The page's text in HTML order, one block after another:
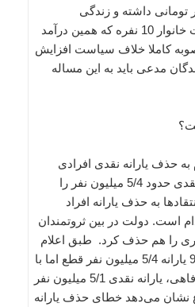
2 میلیون و 910 هزار تومانی داشته و زندگی
تک‌نفره‌ای دارد با سرپرست خانوار 10 نفره که همین درآمد
کاملا خلاف سیاست‌ افزایش
مدعی باید به این مساله
اقدام به حذف یارانه نقدی افرادی
کرده و در این مدت یارانه نقدی حدود 5/4 میلیون نفر را
به حذف یارانه افراد
است. دولت در بین ثروتمندان
را هم حذف کرد. طبق اعلام
مسؤولان دولتی در سال 94 یارانه 5/4 میلیون نفر قطع اما با
اعتراض مردم در سامانه رفاهی، یارانه نقدی 5/1 میلیون نفر
نشان می‌دهد خطای حذف یارانه